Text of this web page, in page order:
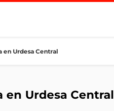
en Urdesa Central
en Urdesa Central